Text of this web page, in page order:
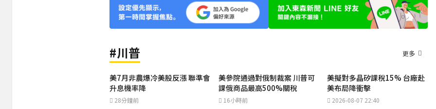
#川普 更多
美7月非農爆冷美股反漲 聯準會
升息機率降
28分鐘前
美參院通過對俄制裁案 川普可
課俄商品最高500%關稅
16小時前
美擬對多晶矽課稅15% 台廠赴
美布局降衝擊
2026-08-07 22:40